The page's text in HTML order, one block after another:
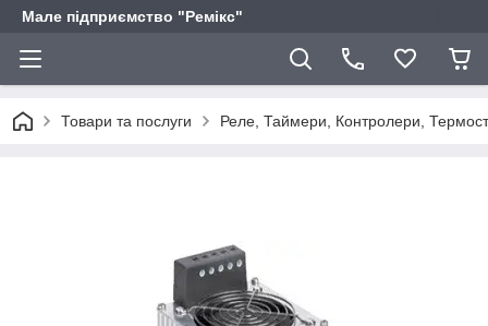
Мале підприємство "Ремікс"
Товари та послуги Реле, Таймери, Контролери,